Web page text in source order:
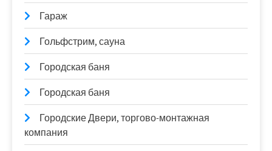
Гараж
Гольфстрим, сауна
Городская баня
Городская баня
Городские Двери, торгово-монтажная
компания